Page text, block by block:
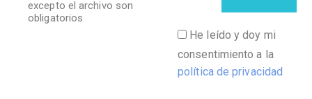
excepto el archivo son
obligatorios
He leído y doy mi
consentimiento a la
política de privacidad